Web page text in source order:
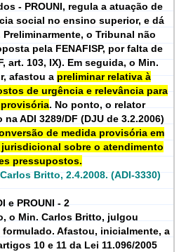
- PROUNI, regula a atuação de
social no ensino superior, e dá
o Tribunal não
pela FENAFISP, por falta de
art. 103, IX). Em seguida, o Min.
afastou a preliminar relativa à
de urgência e relevância para
. No ponto, o relator
ADI 3289/DF (DJU de 3.2.2006)
de medida provisória em
sobre o atendimento
pressupostos.
Britto, 2.4.2008. (ADI-3330)
e PROUNI - 2
o Min. Carlos Britto, julgou
Afastou, inicialmente, a
10 e 11 da Lei 11.096/2005